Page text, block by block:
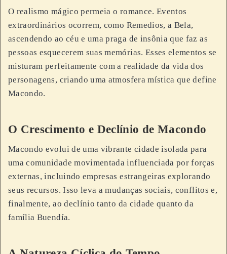
O realismo mágico permeia o romance. Eventos
extraordinários ocorrem, como Remedios, a Bela,
ascendendo ao céu e uma praga de insônia que faz as
pessoas esquecerem suas memórias. Esses elementos se
misturam perfeitamente com a realidade da vida dos
personagens, criando uma atmosfera mística que define
Macondo.
O Crescimento e Declínio de Macondo
Macondo evolui de uma vibrante cidade isolada para
uma comunidade movimentada influenciada por forças
externas, incluindo empresas estrangeiras explorando
seus recursos. Isso leva a mudanças sociais, conflitos e,
finalmente, ao declínio tanto da cidade quanto da
família Buendía.